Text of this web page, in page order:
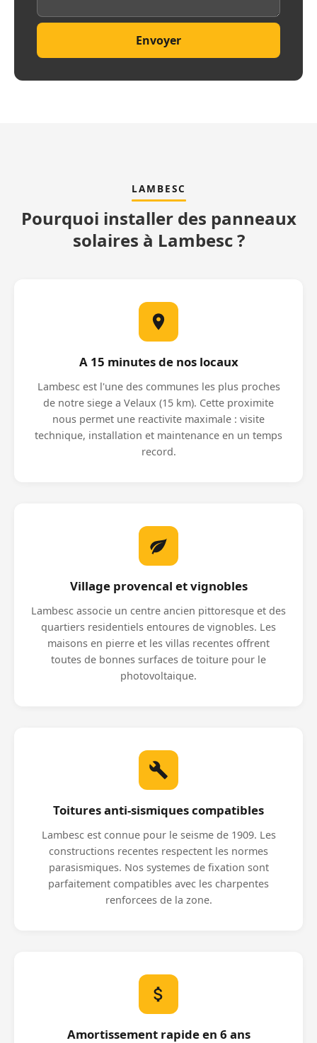
Envoyer
LAMBESC
Pourquoi installer des panneaux
solaires à Lambesc ?
A 15 minutes de nos locaux
Lambesc est l'une des communes les plus proches
de notre siege a Velaux (15 km). Cette proximite
nous permet une reactivite maximale : visite
technique, installation et maintenance en un temps
record.
Village provencal et vignobles
Lambesc associe un centre ancien pittoresque et des
quartiers residentiels entoures de vignobles. Les
maisons en pierre et les villas recentes offrent
toutes de bonnes surfaces de toiture pour le
photovoltaique.
Toitures anti-sismiques compatibles
Lambesc est connue pour le seisme de 1909. Les
constructions recentes respectent les normes
parasismiques. Nos systemes de fixation sont
parfaitement compatibles avec les charpentes
renforcees de la zone.
Amortissement rapide en 6 ans